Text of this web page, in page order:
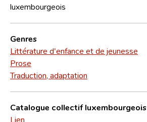
luxembourgeois
Genres
Littérature d'enfance et de jeunesse
Prose
Traduction, adaptation
Catalogue collectif luxembourgeois
Lien